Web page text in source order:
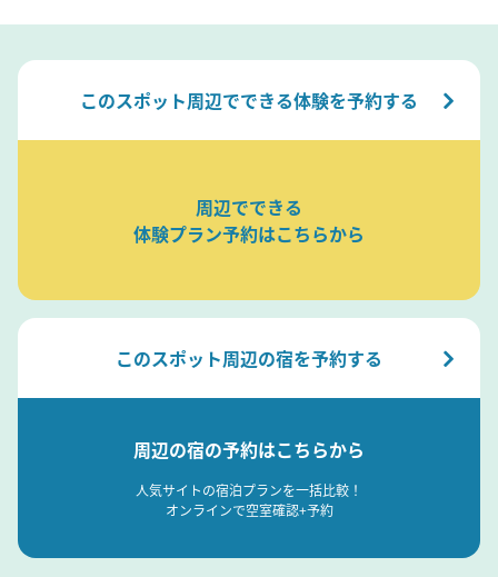
このスポット周辺でできる体験を予約する
周辺でできる
体験プラン予約はこちらから
このスポット周辺の宿を予約する
周辺の宿の予約はこちらから
人気サイトの宿泊プランを一括比較！
オンラインで空室確認+予約